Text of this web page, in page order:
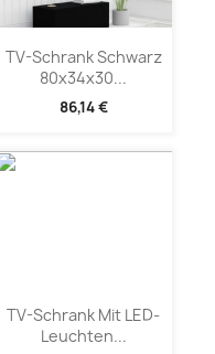
TV-Schrank Schwarz
80x34x30...
86,14 €
TV-Schrank Mit LED-
Leuchten...